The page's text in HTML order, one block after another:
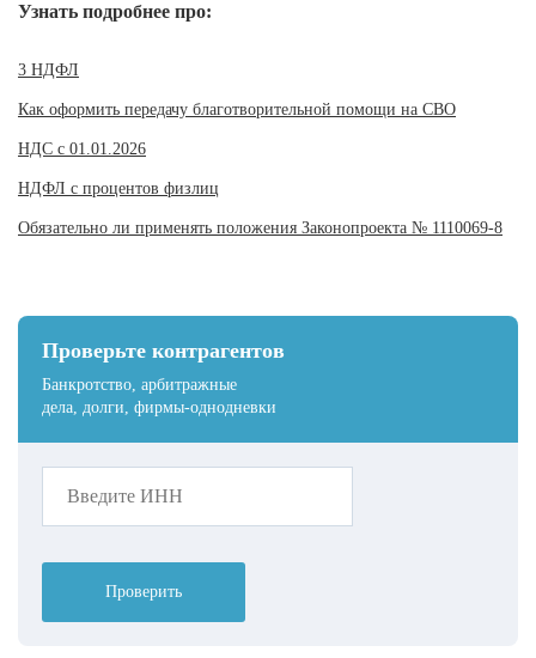
Проверьте контрагентов
Банкротство, арбитражные
дела, долги, фирмы-однодневки
Проверить
Узнать подробнее про:
3 НДФЛ
Как оформить передачу благотворительной помощи на СВО
НДС с 01.01.2026
НДФЛ с процентов физлиц
Обязательно ли применять положения Законопроекта № 1110069-8